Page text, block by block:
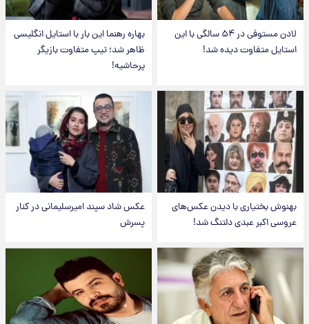
لادن مستوفی در ۵۴ سالگی با این
استایل متفاوت دیده شد!
بهاره رهنما این بار با استایل انگلیسی
ظاهر شد؛ تیپ متفاوت بازیگر
پرحاشیه!
بهنوش بختیاری با دیدن عکس‌های
عروسی اکبر عبدی دلتنگ شد!
عکس شاد سپند امیرسلیمانی در کنار
پسرش